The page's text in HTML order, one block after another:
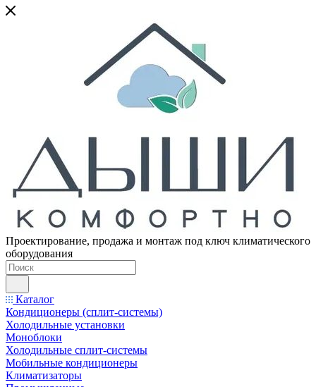
Проектирование, продажа и монтаж под ключ климатического
оборудования
Каталог
Кондиционеры (сплит-системы)
Холодильные установки
Моноблоки
Холодильные сплит-системы
Мобильные кондиционеры
Климатизаторы